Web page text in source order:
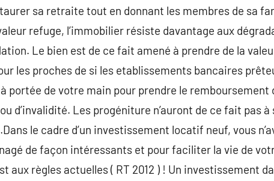
sa retraite tout en donnant les membres de sa
refuge, l’immobilier résiste davantage aux
Le bien est de ce fait amené à prendre de la
les proches de si les etablissements bancaires
portée de votre main pour prendre le remboursement
d’invalidité. Les progéniture n’auront de ce fait pas à
le cadre d’un investissement locatif neuf, vous
de façon intéressants et pour faciliter la vie de
aux règles actuelles ( RT 2012 ) ! Un investissement